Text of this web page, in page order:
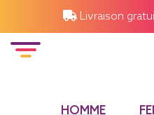
Livraison
HOMME